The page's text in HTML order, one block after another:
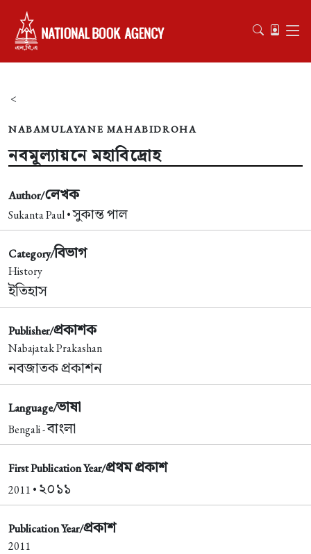
<
NABAMULAYANE MAHABIDROHA
নবমূল্যায়নে মহাবিদ্রোহ
Author/লেখক
Sukanta Paul •সুকান্ত পাল
Category/বিভাগ
History
ইতিহাস
Publisher/প্রকাশক
Nabajatak Prakashan
নবজাতক প্রকাশন
Language/ভাষা
Bengali -বাংলা
First Publication Year/প্রথম প্রকাশ
2011 • ২০১১
Publication Year/প্রকাশ
2011